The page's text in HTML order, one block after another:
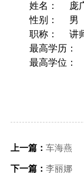
姓名：
庞
性别：
男
职称：
讲
最高学历：
最高学位：
上一篇： 车海燕
下一篇： 李丽娜